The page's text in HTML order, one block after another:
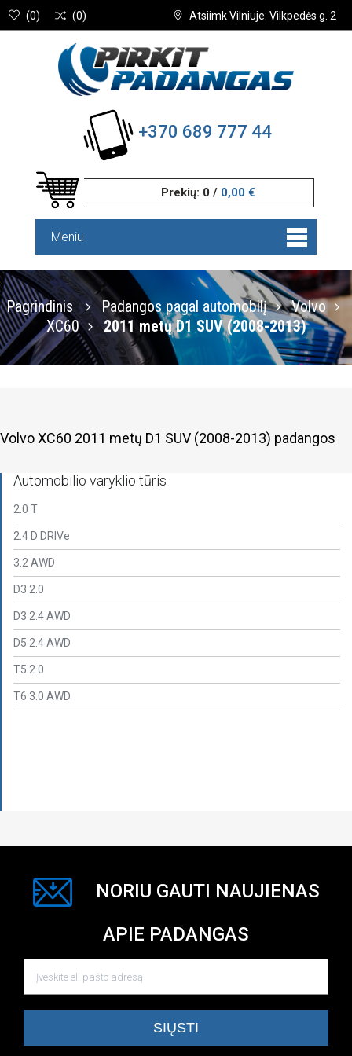
Atsiimk Vilniuje: Vilkpedės g. 2
(0) (0)
+370 689 777 44
Prekių: 0 / 0,00 €
Meniu
Pagrindinis Padangos pagal automobilį
Volvo
XC60
2011 metų D1 SUV (2008-2013)
Volvo XC60 2011 metų D1 SUV (2008-2013) padangos
Automobilio varyklio tūris
2.0 T
2.4 D DRIVe
3.2 AWD
D3 2.0
D3 2.4 AWD
D5 2.4 AWD
T5 2.0
T6 3.0 AWD
NORIU GAUTI NAUJIENAS
APIE PADANGAS